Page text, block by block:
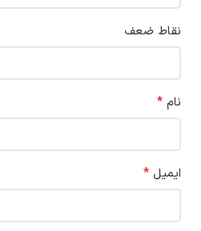
نقاط ضعف
نام *
ایمیل *